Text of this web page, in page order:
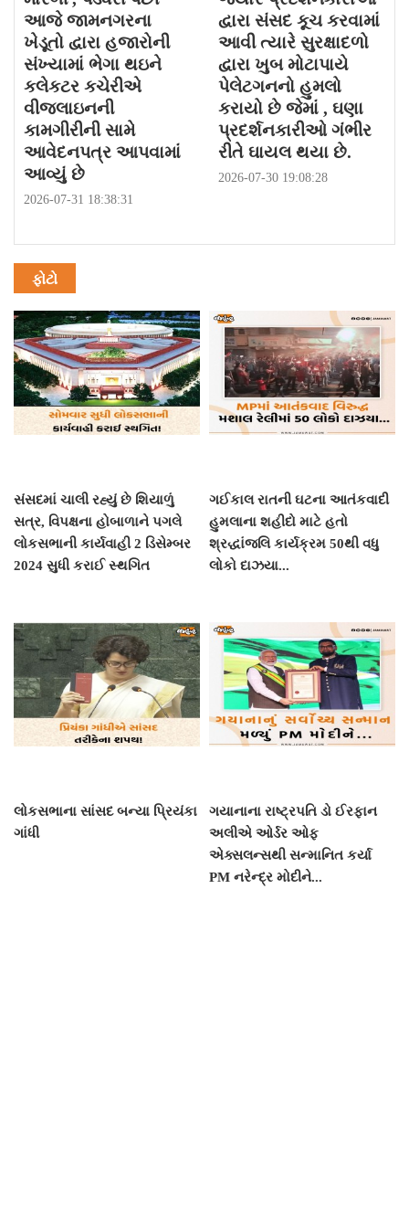
આજે જામનગરના
ખેડૂતો દ્વારા હજારોની
સંખ્યામાં ભેગા થઇને
કલેકટર કચેરીએ
વીજલાઇનની
કામગીરીની સામે
આવેદનપત્ર આપવામાં
આવ્યું છે
2026-07-31 18:38:31
દ્વારા સંસદ કૂચ કરવામાં
આવી ત્યારે સુરક્ષાદળો
દ્વારા ખુબ મોટાપાયે
પેલેટગનનો હુમલો
કરાયો છે જેમાં , ઘણા
પ્રદર્શનકારીઓ ગંભીર
રીતે ઘાયલ થયા છે.
2026-07-30 19:08:28
ફોટો
સંસદમાં ચાલી રહ્યું છે શિયાળું
સત્ર, વિપક્ષના હોબાળાને પગલે
લોકસભાની કાર્યવાહી 2 ડિસેમ્બર
2024 સુધી કરાઈ સ્થગિત
ગઈકાલ રાતની ઘટના આતંકવાદી
હુમલાના શહીદો માટે હતો
શ્રદ્ધાંજલિ કાર્યક્રમ 50થી વધુ
લોકો દાઝયા...
લોકસભાના સાંસદ બન્યા પ્રિયંકા
ગાંધી
ગયાનાના રાષ્ટ્રપતિ ડો ઈરફાન
અલીએ ઓર્ડર ઓફ
એક્સલન્સથી સન્માનિત કર્યા
PM નરેન્દ્ર મોદીને...